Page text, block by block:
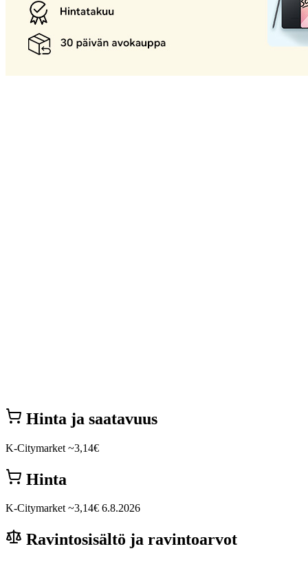
Hinta ja saatavuus
K-Citymarket ~3,14€
Hinta
K-Citymarket ~3,14€ 6.8.2026
Ravintosisältö ja ravintoarvot